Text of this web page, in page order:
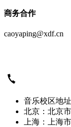
商务合作
caoyaping@xdf.cn
音乐校区地址
北京：北京
上海：上海